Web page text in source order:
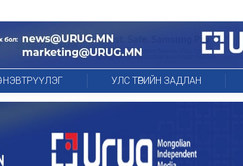
НЭВТРҮҮЛЭГ УЛС ТӨРИЙН ЗАДЛАН